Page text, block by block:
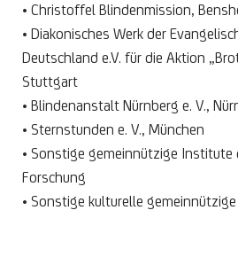
• Christoffel Blindenmission,
• Diakonisches Werk der
Deutschland e.V. für die Aktion
Stuttgart
• Blindenanstalt Nürnberg e. V.,
• Sternstunden e. V., München
• Sonstige gemeinnützige Institute
Forschung
• Sonstige kulturelle